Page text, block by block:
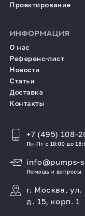
Проектирование
ИНФОРМАЦИЯ
О нас
Референс-лист
Новости
Статьи
Доставка
Контакты
+7 (495) 108-
Пн-Пт с 10:00 до
info@pumps-
Помощь и вопросы
г. Москва, ул.
д. 15, корп. 1